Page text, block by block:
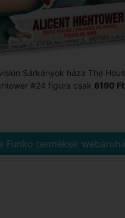
Sárkányok háza The
#24 figura csak 6190 Ft
Funko termékek